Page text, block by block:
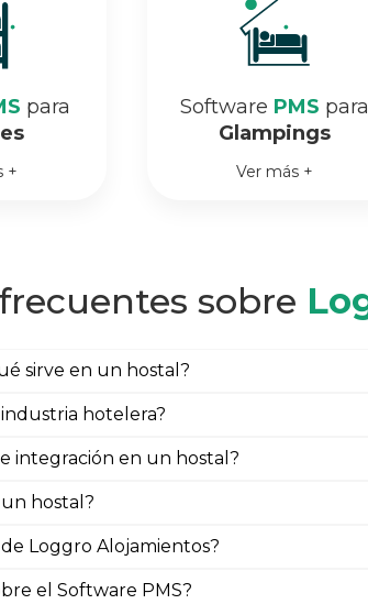
para
+
Software PMS para
Glampings
Ver más +
sobre
sirve en un hostal?
industria hotelera?
integración en un hostal?
hostal?
Loggro Alojamientos?
el Software PMS?